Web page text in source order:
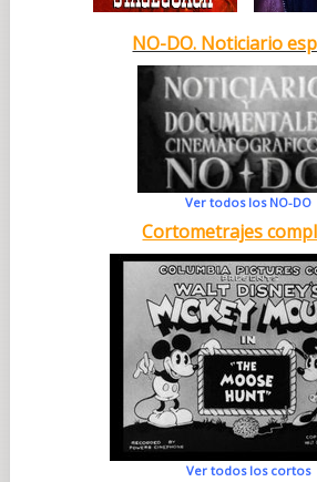
NO-DO. Noticiario
Ver todos los NO-DO
Cortometrajes
Ver todos los cortos